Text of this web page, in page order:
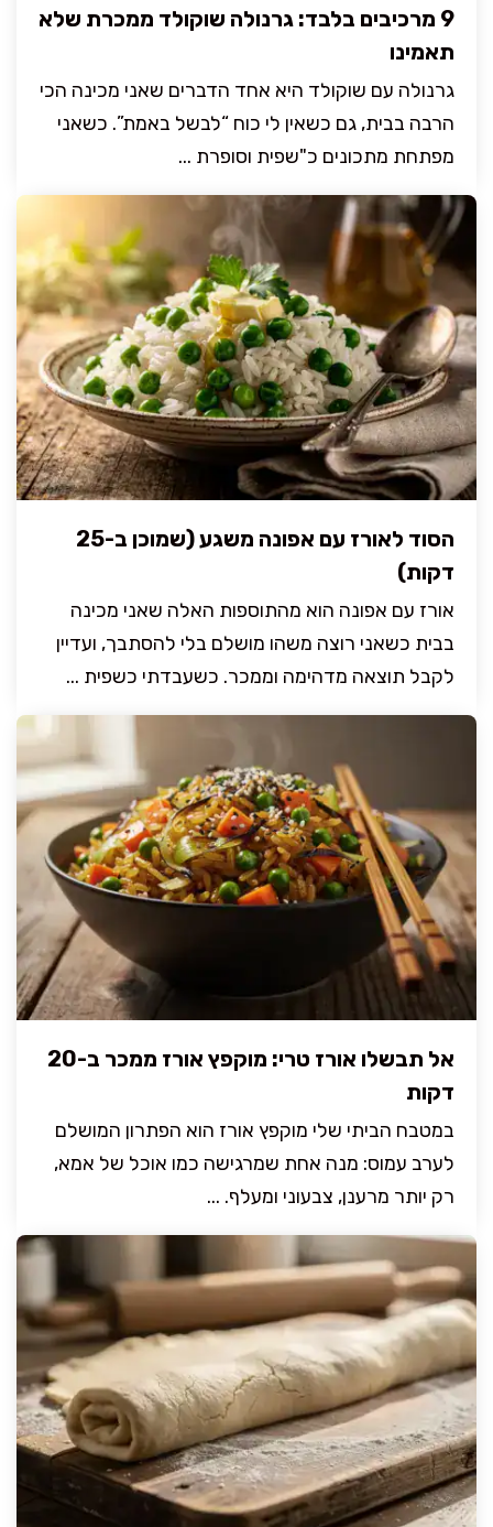
9 מרכיבים בלבד: גרנולה שוקולד ממכרת שלא
תאמינו
גרנולה עם שוקולד היא אחד הדברים שאני מכינה הכי
הרבה בבית, גם כשאין לי כוח “לבשל באמת”. כשאני
מפתחת מתכונים כ"שפית וסופרת ...
הסוד לאורז עם אפונה משגע (שמוכן ב-25
דקות)
אורז עם אפונה הוא מהתוספות האלה שאני מכינה
בבית כשאני רוצה משהו מושלם בלי להסתבך, ועדיין
לקבל תוצאה מדהימה וממכר. כשעבדתי כשפית ...
אל תבשלו אורז טרי: מוקפץ אורז ממכר ב-20
דקות
במטבח הביתי שלי מוקפץ אורז הוא הפתרון המושלם
לערב עמוס: מנה אחת שמרגישה כמו אוכל של אמא,
רק יותר מרענן, צבעוני ומעלף. ...